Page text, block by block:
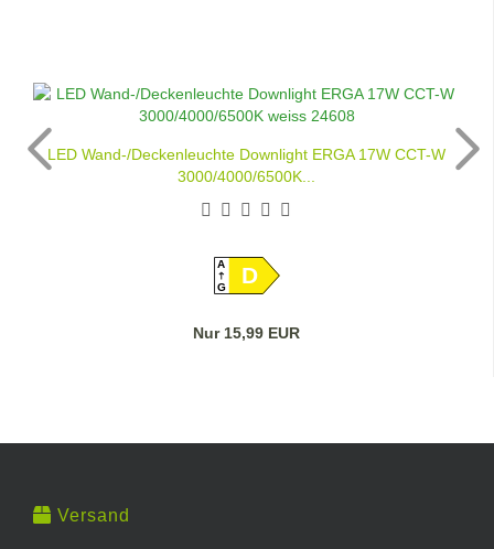
LED Wand-/Deckenleuchte Downlight ERGA 17W CCT-W
3000/4000/6500K...
A
GD
Nur 15,99 EUR
Versand